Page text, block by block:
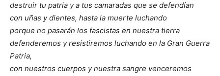
destruir tu patria y a tus camaradas que se defendían
con uñas y dientes, hasta la muerte luchando
porque no pasarán los fascistas en nuestra tierra
defenderemos y resistiremos luchando en la Gran Guerra
Patria,
con nuestros cuerpos y nuestra sangre venceremos